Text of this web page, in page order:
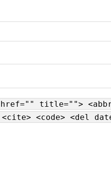
href="" title="">
<code> <del